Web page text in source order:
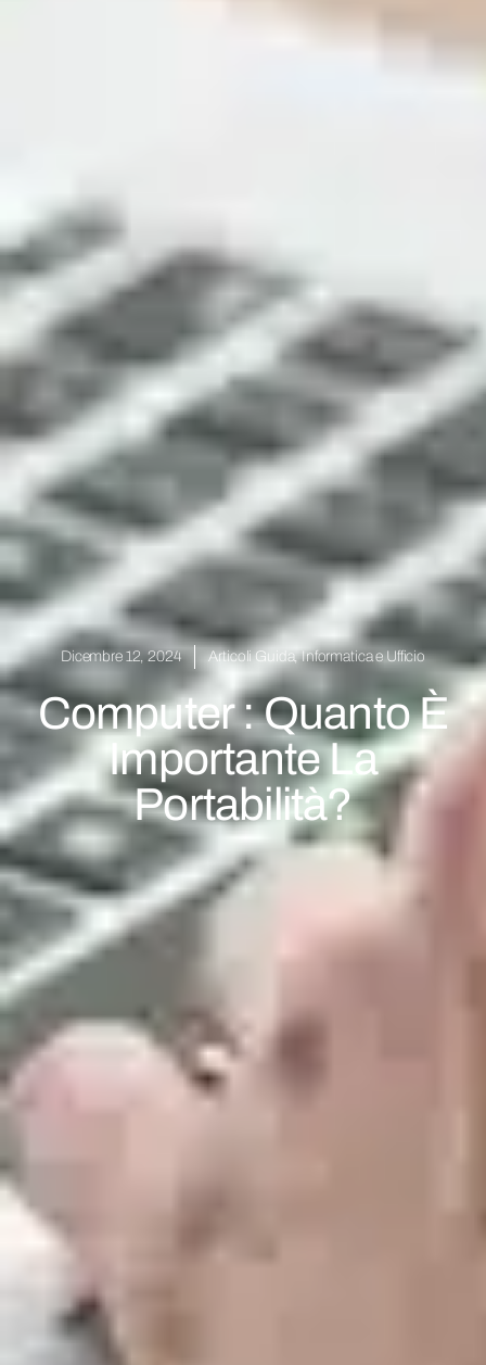
Dicembre 12, 2024 Articoli Guida,Informatica e Ufficio
Computer : Quanto È
Importante La
Portabilità?